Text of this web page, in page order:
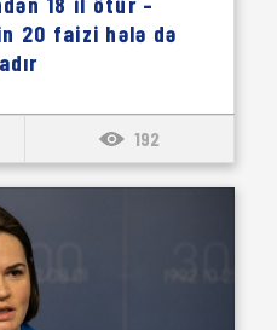
20 faizi hələ də
192